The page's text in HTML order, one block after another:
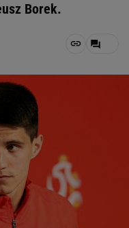
Borek.